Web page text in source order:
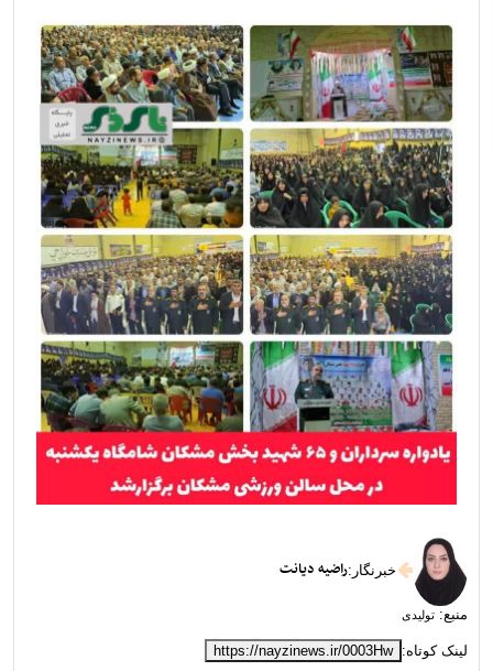
خبرنگار :راضیه دیانت
منبع: تولیدی
لینک کوتاه: https://nayzinews.ir/0003Hw